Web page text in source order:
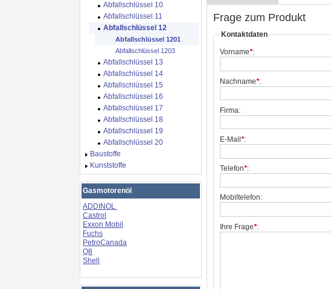
Frage zum Produkt
Kontaktdaten
Vorname*:
Nachname*:
Firma:
E-Mail *:
Telefon*:
Mobiltelefon:
Ihre Frage*:
Abfallschlüssel 10
Abfallschlüssel 11
Abfallschlüssel 12
Abfallschlüssel 1201
Abfallschlüssel 1203
Abfallschlüssel 13
Abfallschlüssel 14
Abfallschlüssel 15
Abfallschlüssel 16
Abfallschlüssel 17
Abfallschlüssel 18
Abfallschlüssel 19
Abfallschlüssel 20
Baustoffe
Kunststoffe
Gasmotorenöl
ADDINOL
Castrol
Exxon Mobil
Fuchs
PetroCanada
Q8
Shell